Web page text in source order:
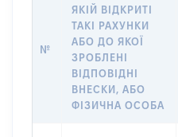
№
ЯКІЙ ВІДКРИТІ
ТАКІ РАХУНКИ
АБО ДО ЯКОЇ
ЗРОБЛЕНІ
ВІДПОВІДНІ
ВНЕСКИ, АБО
ФІЗИЧНА ОСОБА